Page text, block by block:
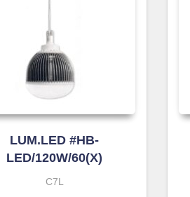
LUM.LED #HB-
LED/120W/60(X)
C7L